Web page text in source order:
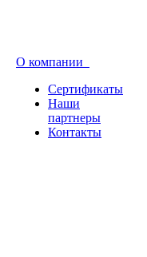
О компании
Сертификаты
Наши
партнеры
Контакты